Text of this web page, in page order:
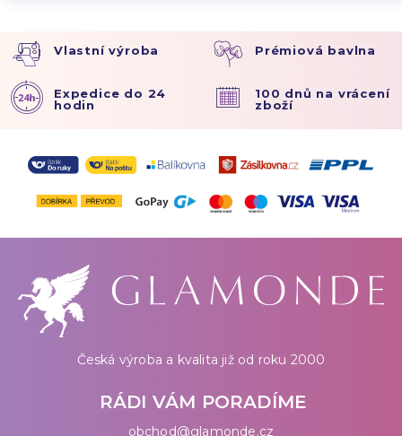
Vlastní výroba Prémiová bavlna
Expedice do 24
hodin
100 dnů na vrácení
zboží
Česká výroba a kvalita již od roku 2000
RÁDI VÁM PORADÍME
obchod@glamonde.cz